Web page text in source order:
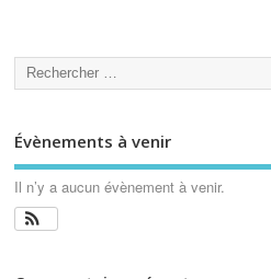
Évènements à venir
Il n’y a aucun évènement à venir.